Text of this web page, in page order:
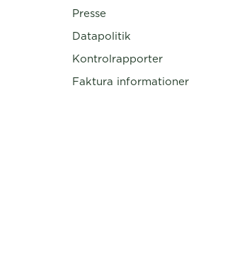
Presse
Datapolitik
Kontrolrapporter
Faktura informationer